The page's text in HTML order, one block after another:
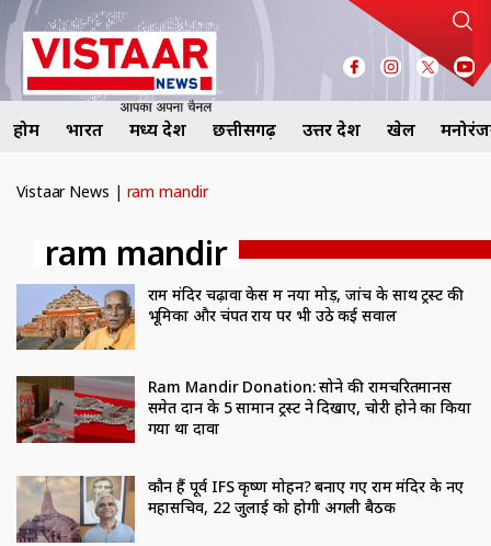
होम भारत मध्य प्रदेश छत्तीसगढ़ उत्तर प्रदेश खेल
Vistaar News | ram mandir
ram mandir
राम मंदिर चढ़ावा केस में नया मोड़, जांच के साथ ट्रस्ट की
भूमिका और चंपत राय पर भी उठे कई सवाल
Ram Mandir Donation: सोने की रामचरितमानस
समेत दान के 5 सामान ट्रस्ट ने दिखाए, चोरी होने का किया
गया था दावा
कौन हैं पूर्व IFS कृष्ण मोहन? बनाए गए राम मंदिर के नए
महासचिव, 22 जुलाई को होगी अगली बैठक